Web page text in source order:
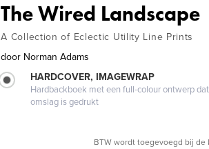
The Wired Landscape
A Collection of Eclectic Utility Line Prints
door Norman Adams
HARDCOVER, IMAGEWRAP
Hardbackboek met een full-colour ontwerp
omslag is gedrukt
BTW wordt toegevoegd bij de